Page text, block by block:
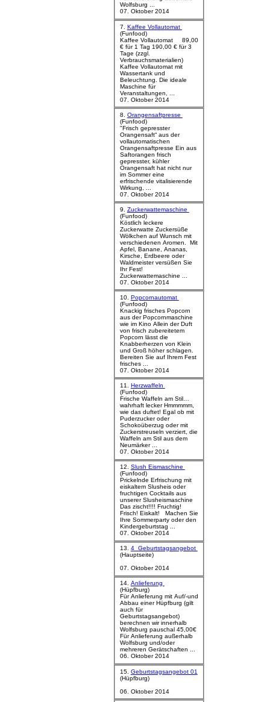
Wolfsburg ...
07. Oktober 2014
7. Kaffee Vollautomat
(Funfood)
Kaffee Vollautomat 89,00
€ für 1 Tag 190,00 € für 3
Tage (zzgl.
Verbrauchsmaterialien)
Kaffee Vollautomat mit
Wassertank und
Beleuchtung. Die ideale
Maschine für
Veranstaltungen, ...
07. Oktober 2014
8. Orangensaftpresse
(Funfood)
"Frisch gepresster
Orangensaft“ aus der
vollautomatischen
Orangensaftpresse Ein aus
Saftorangen frisch
gepresster, kühler
Orangensaft hat nicht nur
im Sommer eine
erfrischende vitalisierende
Wirkung, ...
07. Oktober 2014
9. Zuckerwattemaschine
(Funfood)
Köstlich leckere
Zuckerwatte Zuckersüße
Wölkchen auf Wunsch mit
verschiedenen Aromen. Mit
Apfel, Banane, Ananas,
Kirsche, Erdbeere oder
Waldmeister versüßen Sie
Ihr Fest!
Zuckerwattemaschine ...
07. Oktober 2014
10. Popcornautomat
(Funfood)
Knackig frisches Popcorn
aus der Popcornmaschine
wie im Kino Allein der Duft
von frisch zubereitetem
Popcorn lässt die
Knabberherzen von Klein
und Groß höher schlagen.
Bereiten Sie auf Ihrem Fest
frisches ...
07. Oktober 2014
11. Herzwaffeln
(Funfood)
Frische Waffeln am Stil…
wahrhaft lecker Hmmmmm,
wie das duftet! Egal ob mit
Puderzucker oder
Schokoüberzug oder mit
Zuckerstreuseln verziert, die
Waffeln am Stil aus dem
Neumärker ...
07. Oktober 2014
12. Slush Eismaschine
(Funfood)
Prickelnde Erfrischung mit
eiskaltem Slusheis oder
fruchtigen Cocktails aus
unserer Slusheismaschine
Das zischt!!!! Fruchtig!
Frisch! Eiskalt! Machen Sie
Ihre Sommerparty oder den
Kindergeburtstag ...
07. Oktober 2014
13. 4_Geburtstagsangebot
(Hauptseite)
07. Oktober 2014
14. Anlieferung
(Hüpfburg)
Für Anlieferung mit Auf/-und
Abbau einer Hüpfburg (gilt
auch für
Geburtstagsangebot)
berechnen wir innerhalb
Wolfsburg pauschal 45,00€
Für Anlieferung außerhalb
Wolfsburg und/oder
mehreren Gerätschaften ...
06. Oktober 2014
15. Geburtstagsangebot 01
(Hüpfburg)
06. Oktober 2014